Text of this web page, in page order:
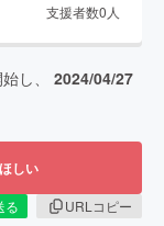
支援者数0 人
し、 2024/04/27
しい
る
URLコピー